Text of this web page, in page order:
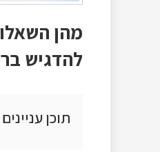
מהן
להדגיש
תוכן עניינים